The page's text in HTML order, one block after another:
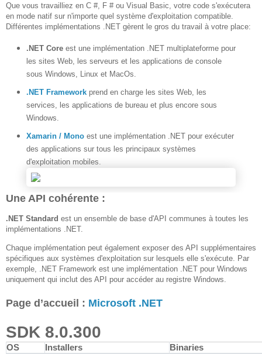
Que vous travailliez en C #, F # ou Visual Basic, votre code s'exécutera
en mode natif sur n'importe quel système d'exploitation compatible.
Différentes implémentations .NET gèrent le gros du travail à votre place:
.NET Core est une implémentation .NET multiplateforme pour
les sites Web, les serveurs et les applications de console
sous Windows, Linux et MacOs.
.NET Framework prend en charge les sites Web, les
services, les applications de bureau et plus encore sous
Windows.
Xamarin / Mono est une implémentation .NET pour exécuter
des applications sur tous les principaux systèmes
d'exploitation mobiles.
Une API cohérente :
.NET Standard est un ensemble de base d'API communes à toutes les
implémentations .NET.
Chaque implémentation peut également exposer des API supplémentaires
spécifiques aux systèmes d'exploitation sur lesquels elle s'exécute. Par
exemple, .NET Framework est une implémentation .NET pour Windows
uniquement qui inclut des API pour accéder au registre Windows.
Page d’accueil : Microsoft .NET
SDK 8.0.300
OS Installers
Binaries